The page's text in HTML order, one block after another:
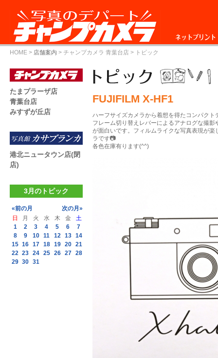
ネットプリント
HOME > 店舗案内 > チャンプカメラ 青葉台店 > トピック
FUJIFILM X-HF1
ハーフサイズカメラから着想を得たコンパクト
フレーム切り替えレバーによるアナログな撮
が面白いです。フィルムライクな写真表現が
ラです📷
各色在庫有ります(^^)
たまプラーザ店
青葉台店
みすずが丘店
港北ニュータウン店(閉
店)
3月のトピック
«前の月
次の月»
日
月 火 水 木 金
土
1
2 3 4 5 6
7
8
9 10 11 12 13 14
15 16 17 18 19 20 21
22 23 24 25 26 27 28
29 30 31